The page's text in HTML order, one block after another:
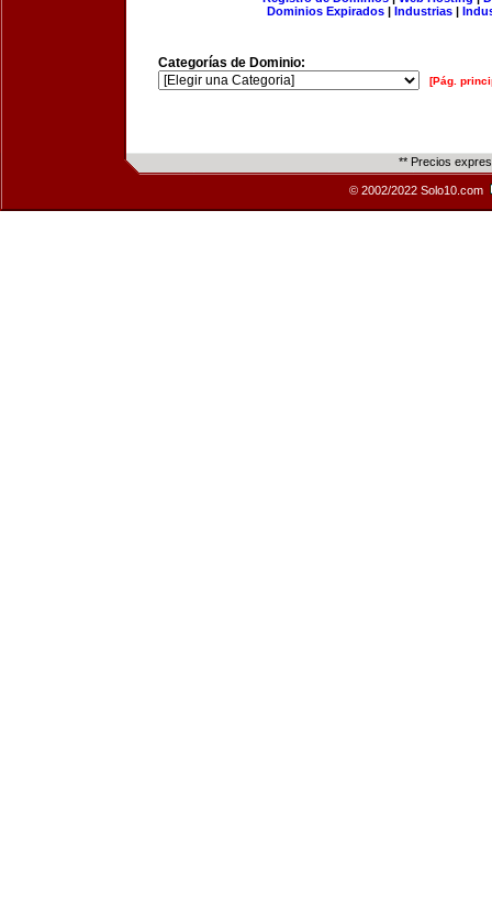
Dominios Expirados | Industrias |
Categorías de Dominio:
[Pág.
** Precios
© 2002/2022 Solo10.com